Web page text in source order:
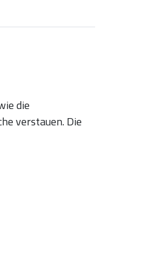
die
verstauen. Die